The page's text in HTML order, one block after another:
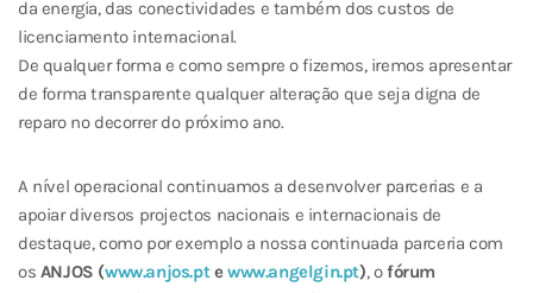
da energia, das conectividades e também dos custos de
licenciamento internacional.
De qualquer forma e como sempre o fizemos, iremos apresentar
de forma transparente qualquer alteração que seja digna de
reparo no decorrer do próximo ano.
A nível operacional continuamos a desenvolver parcerias e a
apoiar diversos projectos nacionais e internacionais de
destaque, como por exemplo a nossa continuada parceria com
os ANJOS (www.anjos.ptewww.angelgin.pt), ofórum